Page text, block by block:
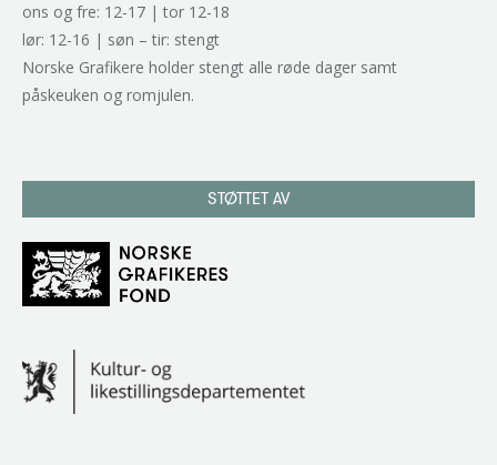
ons og fre: 12-17 | tor 12-18
lør: 12-16 | søn – tir: stengt
Norske Grafikere holder stengt alle røde dager samt
påskeuken og romjulen.
STØTTET AV